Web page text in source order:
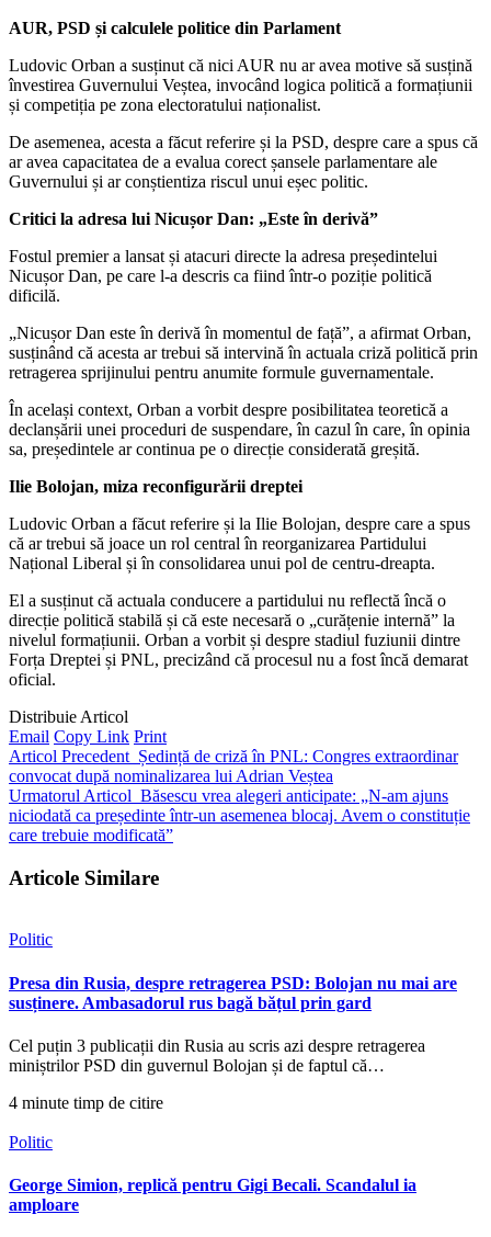
AUR, PSD și calculele politice din Parlament
Ludovic Orban a susținut că nici AUR nu ar avea motive să susțină
învestirea Guvernului Veștea, invocând logica politică a formațiunii
și competiția pe zona electoratului naționalist.
De asemenea, acesta a făcut referire și la PSD, despre care a spus că
ar avea capacitatea de a evalua corect șansele parlamentare ale
Guvernului și ar conștientiza riscul unui eșec politic.
Critici la adresa lui Nicușor Dan: „Este în derivă”
Fostul premier a lansat și atacuri directe la adresa președintelui
Nicușor Dan, pe care l-a descris ca fiind într-o poziție politică
dificilă.
„Nicușor Dan este în derivă în momentul de față”, a afirmat Orban,
susținând că acesta ar trebui să intervină în actuala criză politică prin
retragerea sprijinului pentru anumite formule guvernamentale.
În același context, Orban a vorbit despre posibilitatea teoretică a
declanșării unei proceduri de suspendare, în cazul în care, în opinia
sa, președintele ar continua pe o direcție considerată greșită.
Ilie Bolojan, miza reconfigurării dreptei
Ludovic Orban a făcut referire și la Ilie Bolojan, despre care a spus
că ar trebui să joace un rol central în reorganizarea Partidului
Național Liberal și în consolidarea unui pol de centru-dreapta.
El a susținut că actuala conducere a partidului nu reflectă încă o
direcție politică stabilă și că este necesară o „curățenie internă” la
nivelul formațiunii. Orban a vorbit și despre stadiul fuziunii dintre
Forța Dreptei și PNL, precizând că procesul nu a fost încă demarat
oficial.
Distribuie Articol
Email Copy Link Print
Articol Precedent Ședință de criză în PNL: Congres extraordinar
convocat după nominalizarea lui Adrian Veștea
Urmatorul Articol Băsescu vrea alegeri anticipate: „N-am ajuns
niciodată ca președinte într-un asemenea blocaj. Avem o constituție
care trebuie modificată”
Articole Similare
Politic
Presa din Rusia, despre retragerea PSD: Bolojan nu mai are
susținere. Ambasadorul rus bagă bățul prin gard
Cel puțin 3 publicații din Rusia au scris azi despre retragerea
miniștrilor PSD din guvernul Bolojan și de faptul că…
4 minute timp de citire
Politic
George Simion, replică pentru Gigi Becali. Scandalul ia
amploare